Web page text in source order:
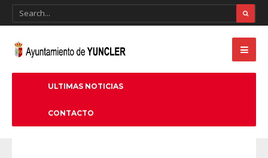
ULTIMAS NOTICIAS
CONTACTO